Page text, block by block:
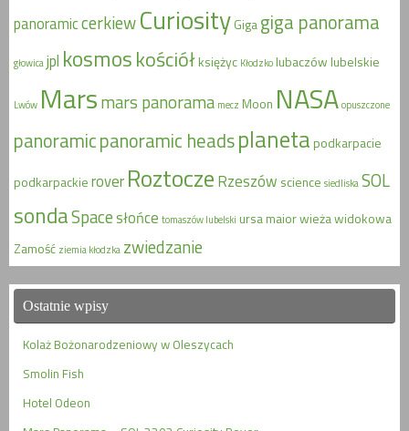
panoramiccerkiewCuriosityGigagiga panorama
głowicajpl kosmoskościółksiężyc Kłodzkolubaczówlubelskie
Lwów Marsmars panorama mecz Moon NASAopuszczone
panoramicpanoramic headsplanetapodkarpacie
podkarpackierover Roztocze Rzeszów science siedliskaSOL
sondaSpacesłońce tomaszów lubelski ursa maiorwieża widokowa
Zamość ziemia kłodzka zwiedzanie
Ostatnie wpisy
Kolaż Bożonarodzeniowy w Oleszycach
Smolin Fish
Hotel Odeon